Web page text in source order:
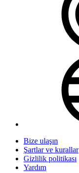
Bize ulaşın
Şartlar ve kurallar
Gizlilik politikası
Yardım